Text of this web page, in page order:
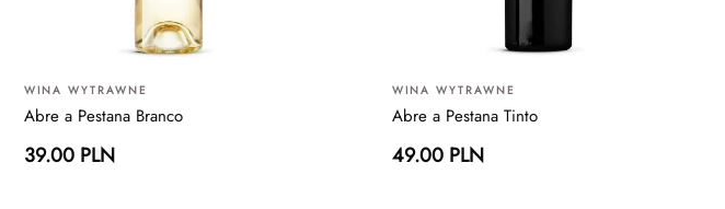
WINA WYTRAWNE
Abre a Pestana Branco
39.00 PLN
WINA WYTRAWNE
Abre a Pestana Tinto
49.00 PLN